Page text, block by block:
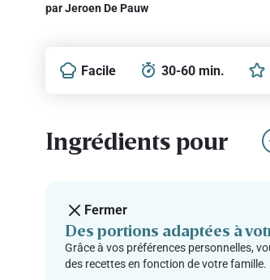
par Jeroen De Pauw
Facile 30-60 min.
Ingrédients pour
Fermer
Des portions adaptées à
Grâce à vos préférences personnelles,
des recettes en fonction de votre famille.